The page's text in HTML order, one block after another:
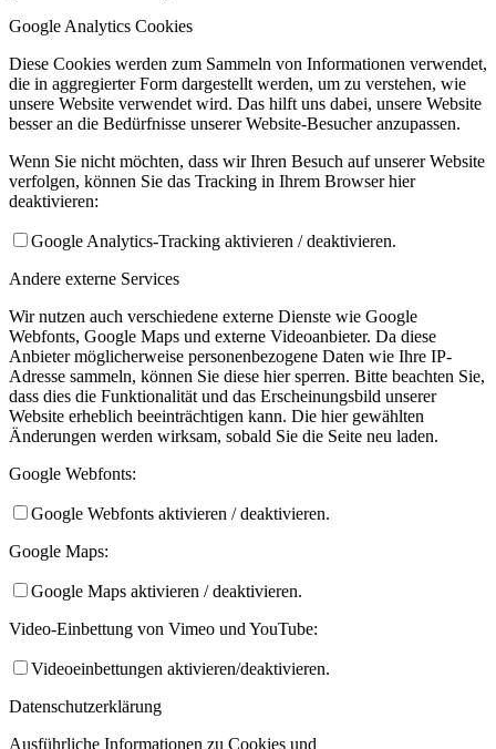
Google Analytics Cookies
Diese Cookies werden zum Sammeln von Informationen verwendet,
die in aggregierter Form dargestellt werden, um zu verstehen, wie
unsere Website verwendet wird. Das hilft uns dabei, unsere Website
besser an die Bedürfnisse unserer Website-Besucher anzupassen.
Wenn Sie nicht möchten, dass wir Ihren Besuch auf unserer Website
verfolgen, können Sie das Tracking in Ihrem Browser hier
deaktivieren:
Google Analytics-Tracking aktivieren / deaktivieren.
Andere externe Services
Wir nutzen auch verschiedene externe Dienste wie Google
Webfonts, Google Maps und externe Videoanbieter. Da diese
Anbieter möglicherweise personenbezogene Daten wie Ihre IP-
Adresse sammeln, können Sie diese hier sperren. Bitte beachten Sie,
dass dies die Funktionalität und das Erscheinungsbild unserer
Website erheblich beeinträchtigen kann. Die hier gewählten
Änderungen werden wirksam, sobald Sie die Seite neu laden.
Google Webfonts:
Google Webfonts aktivieren / deaktivieren.
Google Maps:
Google Maps aktivieren / deaktivieren.
Video-Einbettung von Vimeo und YouTube:
Videoeinbettungen aktivieren/deaktivieren.
Datenschutzerklärung
Ausführliche Informationen zu Cookies und